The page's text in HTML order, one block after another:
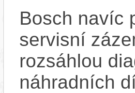
Bosch navíc
servisní
rozsáhlou
náhradních